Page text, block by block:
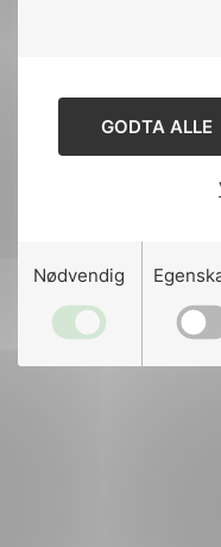
GODTA ALLE
Nødvendig
Designed and
Stem Agency